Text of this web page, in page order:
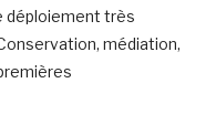
déploiement très
médiation,